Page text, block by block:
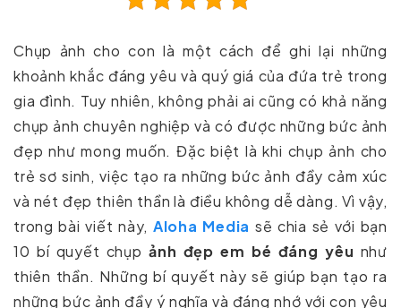
Chụp ảnh cho con là một cách để ghi lại những
khoảnh khắc đáng yêu và quý giá của đứa trẻ trong
gia đình. Tuy nhiên, không phải ai cũng có khả năng
chụp ảnh chuyên nghiệp và có được những bức ảnh
đẹp như mong muốn. Đặc biệt là khi chụp ảnh cho
trẻ sơ sinh, việc tạo ra những bức ảnh đầy cảm xúc
và nét đẹp thiên thần là điều không dễ dàng. Vì vậy,
trong bài viết này, Aloha Media sẽ chia sẻ với bạn
10 bí quyết chụpảnh đẹp em bé đáng yêu như
thiên thần. Những bí quyết này sẽ giúp bạn tạo ra
những bức ảnh đầy ý nghĩa và đáng nhớ với con yêu